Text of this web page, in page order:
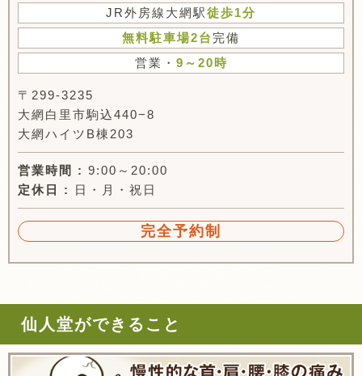
JR外房線大網駅徒歩1分
無料駐車場2台 完備
営業・ 9～20時
〒299-3235
大網白里市駒込440−8
大網ハイツB棟203
営業時間 : 9:00～20:00
定休日 :
日・月・祝日
完全予約制
仙人堂ができること